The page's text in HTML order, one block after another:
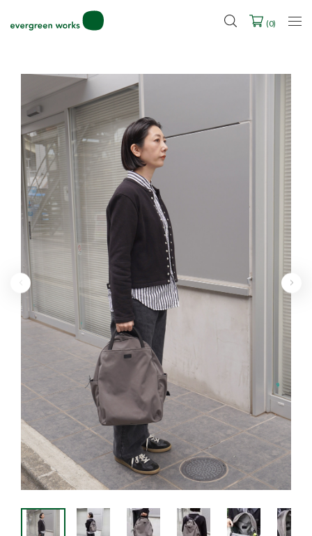
2027年ご入学用ランドセル受注会スケジュール
(0)